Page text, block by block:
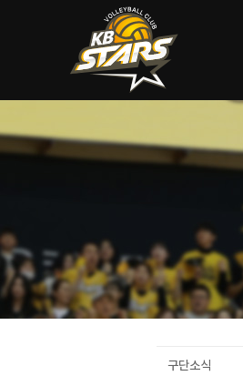
구단소식